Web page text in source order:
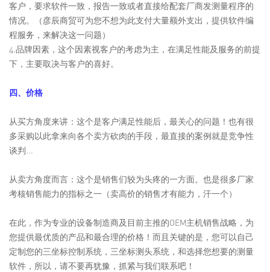
客户，要求软件一致，报告一致或者直接给配套厂商发测量程序的
情况。（彦辰商贸可为您不想为此支付大量额外支出，提供软件编
程服务，来解决这一问题）
4.品牌因素，这个因素视客户的考虑为主，在满足性能及服务的前提
下，主要取决与客户的喜好。
四、价格
从买方角度来讲：这个是客户满足性能后，最关心的问题！也有很
多采购以此拿来向各个卖方砍肉的手段，最直接的案例就是竞争性
谈判...
从卖方角度而言：这个是销售们较为头疼的一方面。也是很多厂家
考核销售能力的指标之一（卖高价的销售才有能力，汗一个）
在此，作为专业的设备制造商及目前主推的OEM主机销售战略，为
您提供最优质的产品和最合理的价格！而且关键的是，您可以自己
定制您的三坐标控制系统，三坐标测头系统，和选择您想要的测量
软件，所以，请不要再犹豫，抓紧与我们联系吧！